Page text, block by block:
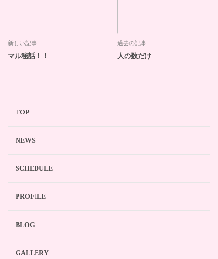
新しい記事
マル秘話！！
過去の記事
人の数だけ
TOP
NEWS
SCHEDULE
PROFILE
BLOG
GALLERY